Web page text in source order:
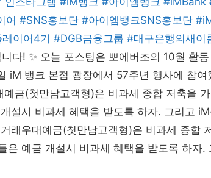
#SNS홍보단 #아이엠뱅크SNS홍보단
이어4기 #DGB금융그룹 #대구은행의새이
다! ✨ 오늘 포스팅은 뽀에버조의 10월 활
iM 뱅크 본점 광장에서 57주년 행사에 참여
금(첫만남고객형)은 비과세 종합 저축을
설시 비과세 혜택을 받도록 하자. 그리고
래우대예금(첫만남고객형)은 비과세 종합
은 예금 개설시 비과세 혜택을 받도록 하자.